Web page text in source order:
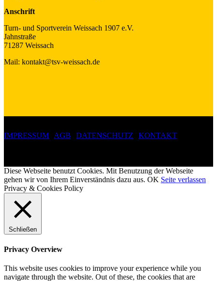
Anschrift
Turn- und Sportverein Weissach 1907 e.V.
Jahnstraße
71287 Weissach
Mail: kontakt@tsv-weissach.de
IMPRESSUM AGB DATENSCHUTZ
KONTAKT
Diese Webseite benutzt Cookies. Mit Benutzung der Webseite
gehen wir von Ihrem Einverständnis dazu aus. OK Seite verlassen
Privacy & Cookies Policy
Schließen
Privacy Overview
This website uses cookies to improve your experience while you
navigate through the website. Out of these, the cookies that are